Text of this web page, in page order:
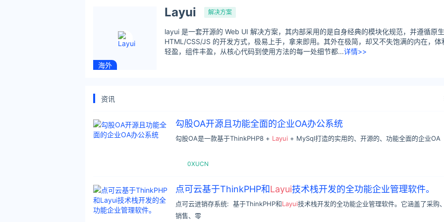
海外
Layui 解决方案
layui 是一套开源的 Web UI 解决方案，其内部采用的是自身经典的模块化规范，并遵循原生
HTML/CSS/JS 的开发方式，极易上手，拿来即用。其外在极简，却又不失饱满的内在，体
轻盈，组件丰盈，从核心代码到使用方法的每一处细节都...详情>>
资讯
勾股OA开源且功能全面的企业OA办公系统
勾股OA是一款基于ThinkPHP8 + Layui + MySql打造的实用的、开源的、功能全面的企业OA
0XUCN
点可云基于ThinkPHP和Layui技术栈开发的全功能企业管理软件。
点可云进销存系统: 基于ThinkPHP和Layui技术栈开发的全功能企业管理软件。它涵盖了采购、
销售、零